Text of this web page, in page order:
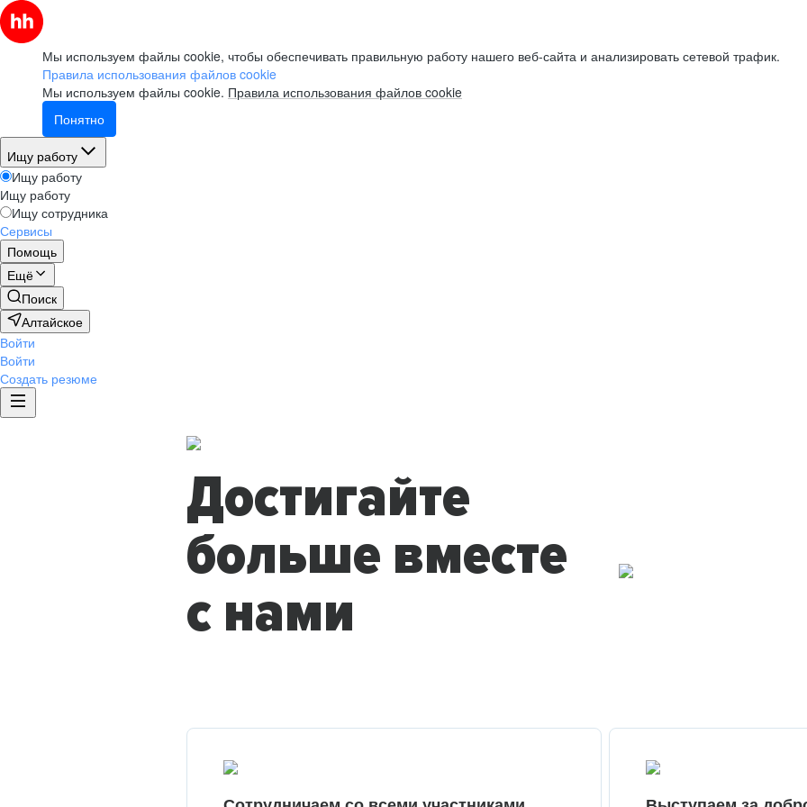
Мы используем файлы cookie, чтобы обеспечивать правильную работу нашего веб-сайта и анализировать сетевой трафик.
Правила использования файлов cookie
Мы используем файлы cookie. Правила использования файлов cookie
Понятно
Ищу работу
Ищу работу
Ищу работу
Ищу сотрудника
Сервисы
Помощь
Ещё
Поиск
Алтайское
Войти
Войти
Создать резюме
Достигайте
больше вместе
с нами